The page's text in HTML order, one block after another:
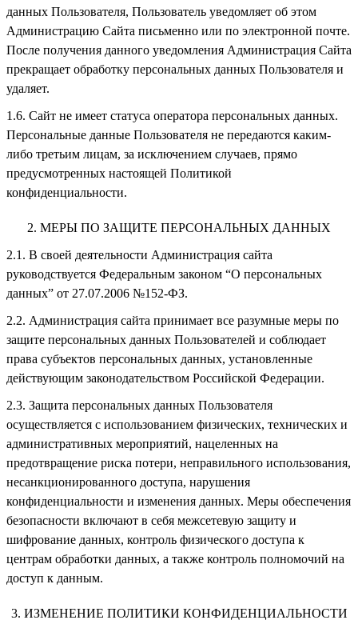
данных Пользователя, Пользователь уведомляет об этом
Администрацию Сайта письменно или по электронной почте.
После получения данного уведомления Администрация Сайта
прекращает обработку персональных данных Пользователя и
удаляет.
Сайт не имеет статуса оператора персональных данных.
Персональные данные Пользователя не передаются каким-
либо третьим лицам, за исключением случаев, прямо
предусмотренных настоящей Политикой
конфиденциальности.
МЕРЫ ПО ЗАЩИТЕ ПЕРСОНАЛЬНЫХ ДАННЫХ
В своей деятельности Администрация сайта
руководствуется Федеральным законом “О персональных
данных” от 27.07.2006 №152-ФЗ.
Администрация сайта принимает все разумные меры по
защите персональных данных Пользователей и соблюдает
права субъектов персональных данных, установленные
действующим законодательством Российской Федерации.
Защита персональных данных Пользователя
осуществляется с использованием физических, технических и
административных мероприятий, нацеленных на
предотвращение риска потери, неправильного использования,
несанкционированного доступа, нарушения
конфиденциальности и изменения данных. Меры обеспечения
безопасности включают в себя межсетевую защиту и
шифрование данных, контроль физического доступа к
центрам обработки данных, а также контроль полномочий на
доступ к данным.
ИЗМЕНЕНИЕ ПОЛИТИКИ КОНФИДЕНЦИАЛЬНОСТИ